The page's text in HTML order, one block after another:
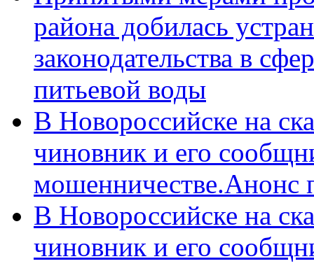
района добилась
законодательства в
питьевой воды
В Новороссийске на
чиновник и его
мошенничестве.Анонс
В Новороссийске на
чиновник и его